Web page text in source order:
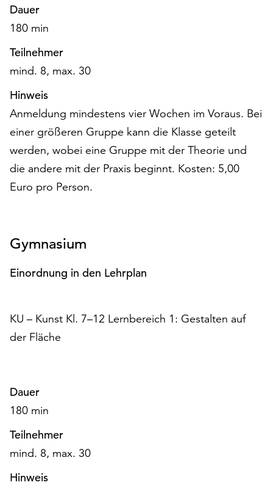
Cookies
werden
auch
ohne
Ihr
Einverständnis
weiterhin
ausgeführt.
Möchten
die
verwendeten
Cookies
die
Einstellungen
über
„Auswählen“.
Weitere
in
unserer
oder
dem
Impressum
.
Dauer
180 min
Teilnehmer
mind. 8, max. 30
Hinweis
Anmeldung mindestens vier Wochen im Voraus. Bei
einer größeren Gruppe kann die Klasse geteilt
werden, wobei eine Gruppe mit der Theorie und
die andere mit der Praxis beginnt. Kosten: 5,00
Euro pro Person.
Gymnasium
Einordnung in den Lehrplan
KU – Kunst Kl. 7–12 Lernbereich 1: Gestalten auf
der Fläche
Dauer
180 min
Teilnehmer
mind. 8, max. 30
Hinweis